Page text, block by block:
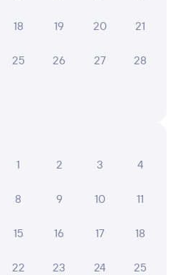
18 19 20 21
25 26 27 28
1
2 3 4
8 9 10 11
15 16 17 18
22 23 24 25